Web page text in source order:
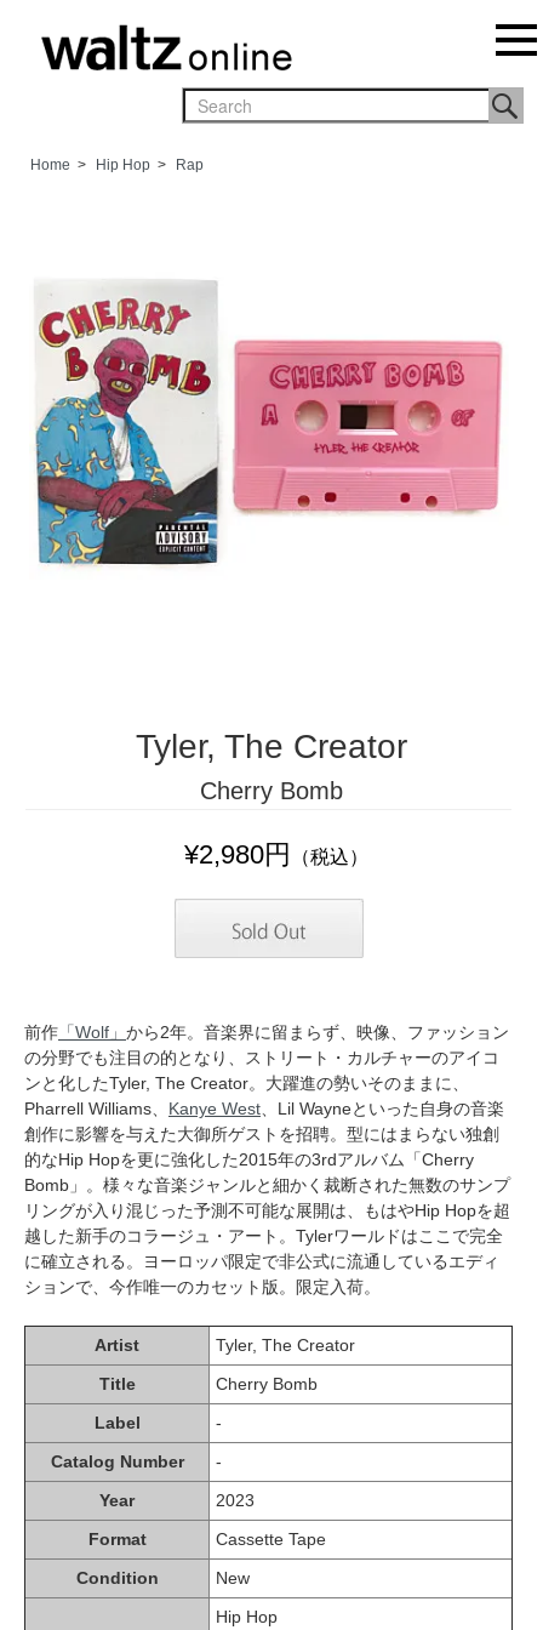
Home > Hip Hop > Rap
Tyler, The Creator
Cherry Bomb
¥2,980円 （税込）
前作 「Wolf」 から2年。音楽界に留まらず、映像、ファッション
の分野でも注目の的となり、ストリート・カルチャーのアイコ
ンと化したTyler, The Creator。大躍進の勢いそのままに、
Pharrell Williams、 Kanye West 、Lil Wayneといった自身の音楽
創作に影響を与えた大御所ゲストを招聘。型にはまらない独創
的なHip Hopを更に強化した2015年の3rdアルバム「Cherry
Bomb」。様々な音楽ジャンルと細かく裁断された無数のサンプ
リングが入り混じった予測不可能な展開は、もはやHip Hopを超
越した新手のコラージュ・アート。Tylerワールドはここで完全
に確立される。ヨーロッパ限定で非公式に流通しているエディ
ションで、今作唯一のカセット版。限定入荷。
Artist
Tyler, The Creator
Title
Cherry Bomb
Label
-
Catalog Number
-
Year
2023
Format
Cassette Tape
Condition
New
Hip Hop